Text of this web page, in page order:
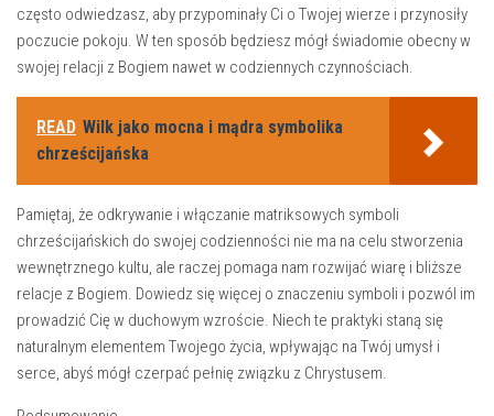
często odwiedzasz, aby⁢ przypominały Ci o Twojej wierze i przynosiły
poczucie ‌pokoju. W ten sposób ‌będziesz mógł świadomie obecny w
swojej relacji z Bogiem nawet w codziennych czynnościach.
READ Wilk jako mocna i mądra symbolika
chrześcijańska
Pamiętaj, ​że ​odkrywanie i włączanie matriksowych symboli
chrześcijańskich do swojej codzienności ⁢nie ma na celu stworzenia
wewnętrznego kultu, ale raczej pomaga⁤ nam rozwijać wiarę i bliższe
relacje z Bogiem. Dowiedz​ się więcej o znaczeniu symboli i pozwól im
prowadzić Cię w duchowym wzroście. Niech te⁢ praktyki staną się
⁢naturalnym elementem Twojego życia, wpływając ⁤na Twój umysł⁢ i
serce,⁢ abyś mógł czerpać pełnię‍ związku z Chrystusem.